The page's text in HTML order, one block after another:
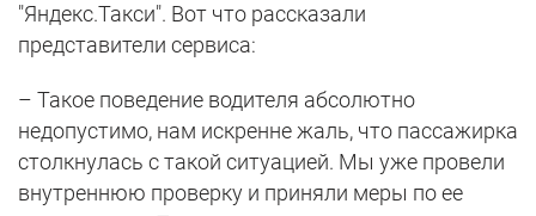
"Яндекс.Такси". Вот что рассказали
представители сервиса:
– Такое поведение водителя абсолютно
недопустимо, нам искренне жаль, что пассажирка
столкнулась с такой ситуацией. Мы уже провели
внутреннюю проверку и приняли меры по ее